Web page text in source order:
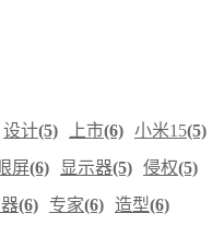
设计(5) 上市(6) 小米15(5)
屏(6) 显示器(5) 侵权(5)
(6) 专家(6) 造型(6)